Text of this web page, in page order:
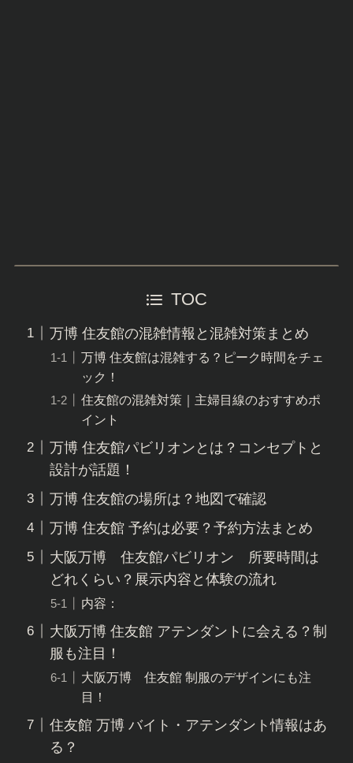
TOC
万博 住友館の混雑情報と混雑対策まとめ
万博 住友館は混雑する？ピーク時間をチェ
ック！
住友館の混雑対策｜主婦目線のおすすめポ
イント
万博 住友館パビリオンとは？コンセプトと
設計が話題！
万博 住友館の場所は？地図で確認
万博 住友館 予約は必要？予約方法まとめ
大阪万博 住友館パビリオン 所要時間は
どれくらい？展示内容と体験の流れ
内容：
大阪万博 住友館 アテンダントに会える？制
服も注目！
大阪万博 住友館 制服のデザインにも注
目！
住友館 万博 バイト・アテンダント情報はあ
る？